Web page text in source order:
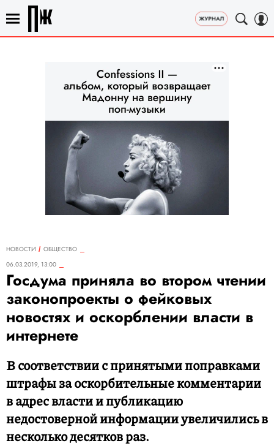
НОВОСТИ
ОБЩЕСТВО
06.03.2019, 13:00
Госдума приняла во втором чтении
законопроекты о фейковых
новостях и оскорблении власти в
интернете
В соответствии с принятыми поправками
штрафы за оскорбительные комментарии
в адрес власти и публикацию
недостоверной информации увеличились в
несколько десятков раз.